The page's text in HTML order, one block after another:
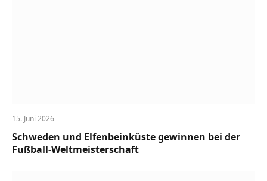
15. Juni 2026
Schweden und Elfenbeinküste gewinnen bei der
Fußball-Weltmeisterschaft